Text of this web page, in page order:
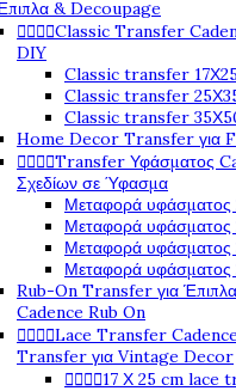
& Decoupage
Classic Transfer
DIY
Classic transfer
Classic transfer
Classic transfer
Home Decor Transfer για
Transfer Υφάσματος
Σχεδίων σε Ύφασμα
Μεταφορά υφάσματος
Μεταφορά υφάσματος
Μεταφορά υφάσματος
Μεταφορά υφάσματος
Rub-On Transfer για
Cadence Rub On
Lace Transfer
Transfer για Vintage Decor
17 Χ 25 cm lace